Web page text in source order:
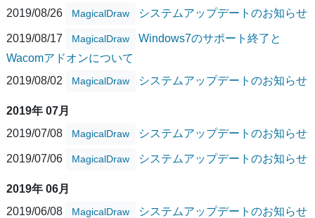
2019/08/26
MagicalDraw システムアップデートのお知らせ
2019/08/17 MagicalDraw
Windows7のサポート終了と
Wacomアドオンについて
2019/08/02
MagicalDraw システムアップデートのお知らせ
2019年 07月
2019/07/08
MagicalDraw システムアップデートのお知らせ
2019/07/06 MagicalDraw システムアップデートのお知らせ
2019年 06月
2019/06/08
MagicalDraw システムアップデートのお知らせ